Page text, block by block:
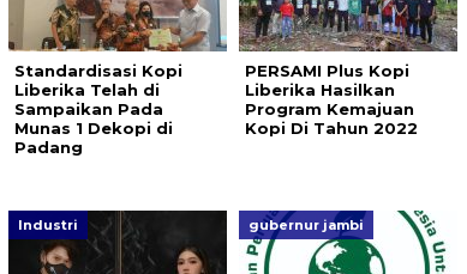
Standardisasi Kopi
Liberika Telah di
Sampaikan Pada
Munas 1 Dekopi di
Padang
PERSAMI Plus Kopi
Liberika Hasilkan
Program Kemajuan
Kopi Di Tahun 2022
Industri gubernur jambi